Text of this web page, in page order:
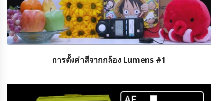
การตั้งค่าสีจากกล้อง Lumens #1